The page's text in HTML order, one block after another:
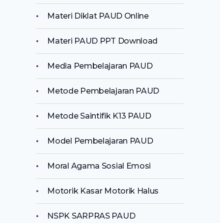
Materi Diklat PAUD Online
Materi PAUD PPT Download
Media Pembelajaran PAUD
Metode Pembelajaran PAUD
Metode Saintifik K13 PAUD
Model Pembelajaran PAUD
Moral Agama Sosial Emosi
Motorik Kasar Motorik Halus
NSPK SARPRAS PAUD